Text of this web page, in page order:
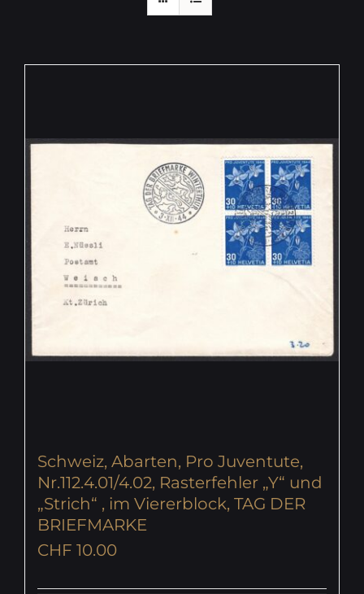
Schweiz, Abarten, Pro Juventute,
Nr.112.4.01/4.02, Rasterfehler „Y“ und
„Strich“ , im Viererblock, TAG DER
BRIEFMARKE
CHF 10.00